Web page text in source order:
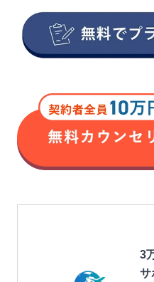
3
サ